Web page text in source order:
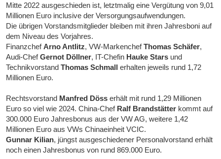
Mitte 2022 ausgeschieden ist, letztmalig eine Vergütung von 9,01
Millionen Euro inclusive der Versorgungsaufwendungen.
Die übrigen Vorstandsmitglieder bleiben mit ihren Jahresboni auf
dem Niveau des Vorjahres.
FinanzchefArno Antlitz, VW-MarkenchefThomas Schäfer,
Audi-ChefGernot Döllner, IT-Chefin Hauke Stars und
TechnikvorstandThomas Schmall erhalten jeweils rund 1,72
Millionen Euro.
Rechtsvorstand Manfred Döss erhält mit rund 1,29 Millionen
Euro so viel wie 2024. China-Chef Ralf Brandstätter kommt auf
300.000 Euro Jahresbonus aus der VW AG, weitere 1,42
Millionen Euro aus VWs Chinaeinheit VCIC.
Gunnar Kilian, jüngst ausgeschiedener Personalvorstand erhält
noch einen Jahresbonus von rund 869.000 Euro.